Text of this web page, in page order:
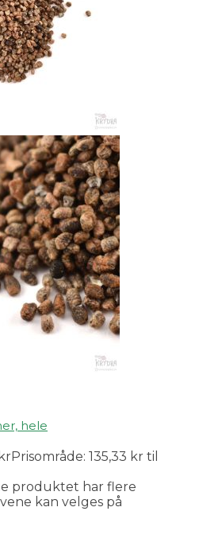
hele
krPrisområde: 135,33 kr til
produktet har flere
kan velges på